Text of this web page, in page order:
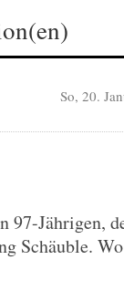
So, 20.
97-Jährigen,
Schäuble.